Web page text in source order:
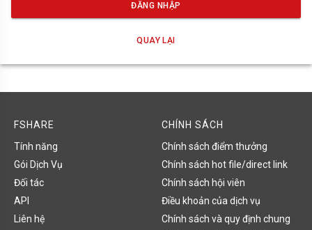
ĐĂNG NHẬP
QUAY LẠI
FSHARE
Tính năng
Gói Dịch Vụ
Đối tác
API
Liên hệ
CHÍNH SÁCH
Chính sách điểm thưởng
Chính sách hot file/direct link
Chính sách hội viên
Điều khoản của dịch vụ
Chính sách và quy định chung